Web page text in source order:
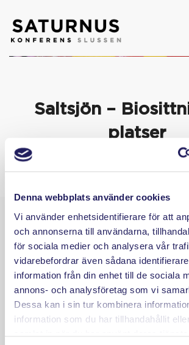
Denna webbplats använder cookies
Vi använder enhetsidentifierare för att
och annonserna till användarna,
för sociala medier och analysera vår
vidarebefordrar även sådana
information från din enhet till de sociala
annons- och analysföretag som vi
Dessa kan i sin tur kombinera
information som du har tillhandahållit
samlat in när du har använt deras
Saltsjön –
platser